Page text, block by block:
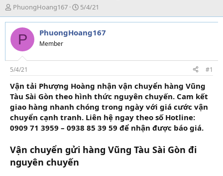
T
h
r
e
d
s
t
a
r
t
e
r
PhuongHoang167
N
g
à
y
i
5/4/21
P PhuongHoang167
Member
5/4/21 #1
Vận tải Phượng Hoàng nhận vận chuyển hàng Vũng
Tàu Sài Gòn theo hình thức nguyên chuyến. Cam kết
giao hàng nhanh chóng trong ngày với giá cước vận
chuyển cạnh tranh. Liên hệ ngay theo số Hotline:
0909 71 3959 – 0938 85 39 59 để nhận được báo giá.
Vận chuyển gửi hàng Vũng Tàu Sài Gòn đi
nguyên chuyến